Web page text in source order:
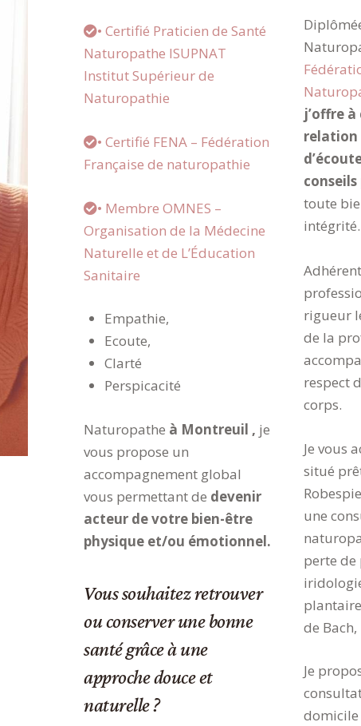
• Certifié Praticien de Santé
Naturopathe ISUPNAT
Institut Supérieur de
Naturopathie
• Certifié FENA – Fédération
Française de naturopathie
• Membre OMNES –
Organisation de la Médecine
Naturelle et de L’Éducation
Sanitaire
Empathie,
Ecoute,
Clarté
Perspicacité
Naturopathe à Montreuil , je
vous propose un
accompagnement global
vous permettant de devenir
acteur de votre bien-être
physique et/ou émotionnel.
Vous souhaitez retrouver
ou conserver une bonne
santé grâce à une
approche douce et
naturelle ?
j’offre
relation
toute
intégrité.
rigueur
de la
respect
corps.
Je vous
situé
une
perte
de
Je